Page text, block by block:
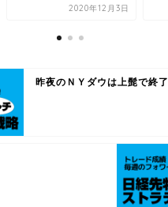
2020年12月3日
昨夜のＮＹダウは上髭で終了